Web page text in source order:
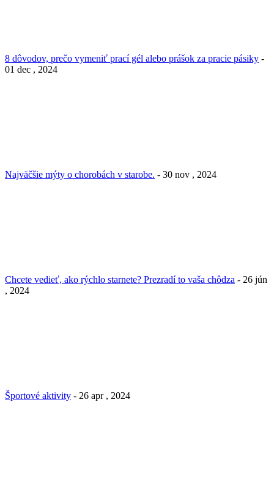
8 dôvodov, prečo vymeniť prací gél alebo prášok za pracie pásiky -
01 dec , 2024
Najväčšie mýty o chorobách v starobe. - 30 nov , 2024
Chcete vedieť, ako rýchlo starnete? Prezradí to vaša chôdza - 26 jún
, 2024
Športové aktivity - 26 apr , 2024